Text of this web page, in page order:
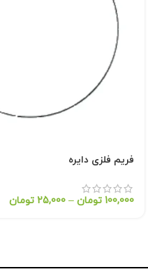
فریم فلزی دایره
100,000 تومان –
25,000 تومان